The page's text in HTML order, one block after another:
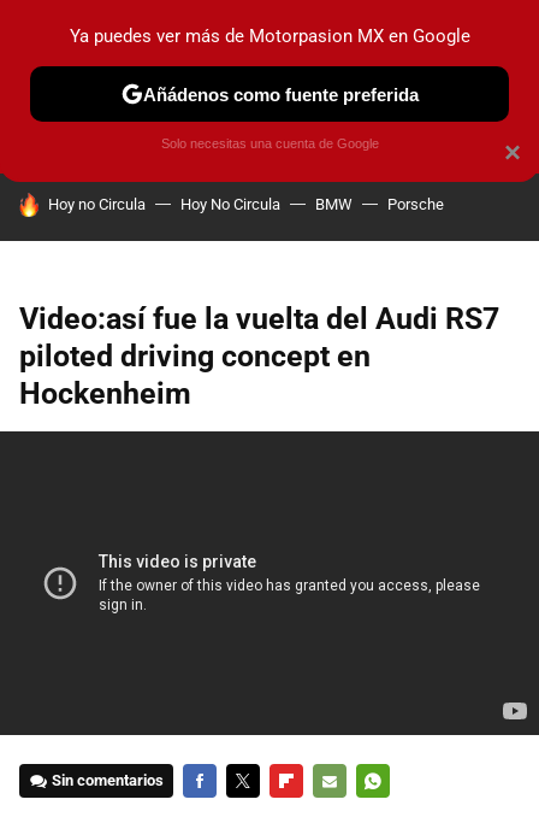
PRUEBAS INDUSTRIA HOY NO CIRCULA
HOY SE HABLA DE
Hoy no Circula Hoy No Circula BMW Porsche
Video:así fue la vuelta del Audi RS7
piloted driving concept en
Hockenheim
Sin comentarios
×
Ya puedes ver más de Motorpasion MX en Google
Añádenos como fuente preferida
Solo necesitas una cuenta de Google